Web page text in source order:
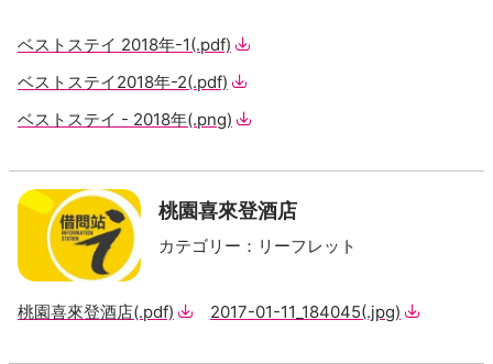
ベストステイ 2018年-1(.pdf)
ベストステイ2018年-2(.pdf)
ベストステイ - 2018年(.png)
桃園喜來登酒店
カテゴリー ： リーフレット
桃園喜來登酒店(.pdf) 2017-01-11_184045(.jpg)